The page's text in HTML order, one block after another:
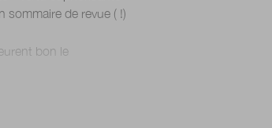
sommaire de revue ( !)
bon le